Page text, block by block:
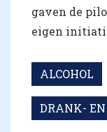
gaven de
eigen
ALCOHOL
DRANK- EN